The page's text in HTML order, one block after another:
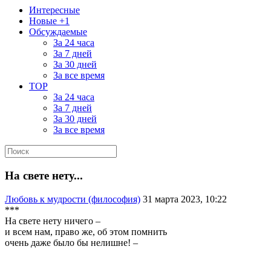
Интересные
Новые +1
Обсуждаемые
За 24 часа
За 7 дней
За 30 дней
За все время
TOP
За 24 часа
За 7 дней
За 30 дней
За все время
На свете нету...
Любовь к мудрости (философия) 31 марта 2023, 10:22
***
На свете нету ничего –
и всем нам, право же, об этом помнить
очень даже было бы нелишне! –